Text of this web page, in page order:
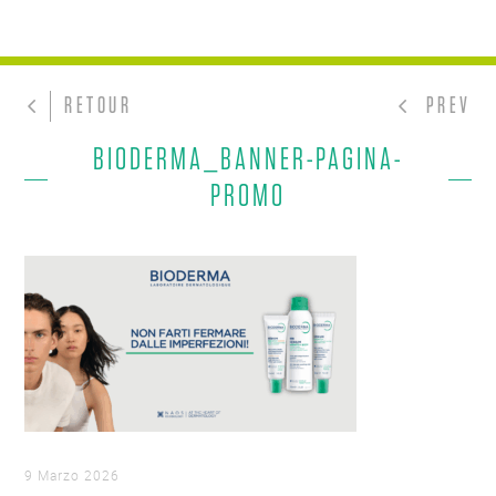
RETOUR PREV
BIODERMA_BANNER-PAGINA-
PROMO
9 Marzo 2026